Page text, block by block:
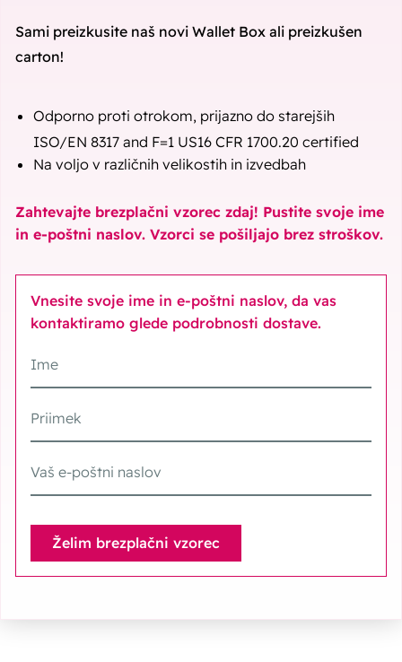
Sami preizkusite naš novi Wallet Box ali preizkušen
carton!
Odporno proti otrokom, prijazno do starejših
ISO/EN 8317 and F=1 US16 CFR 1700.20 certified
Na voljo v različnih velikostih in izvedbah
Zahtevajte brezplačni vzorec zdaj! Pustite svoje ime
in e-poštni naslov. Vzorci se pošiljajo brez stroškov.
Vnesite svoje ime in e-poštni naslov, da vas
kontaktiramo glede podrobnosti dostave.